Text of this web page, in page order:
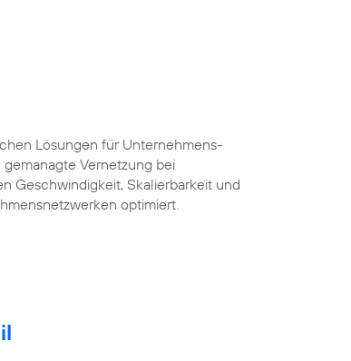
Lösungen für Unternehmens-
Vernetzung bei
Geschwindigkeit, Skalierbarkeit und
optimiert.